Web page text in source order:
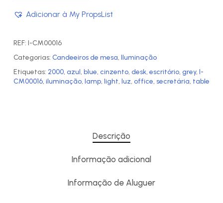
Adicionar à My PropsList
REF: I-CM00016
Categorias: Candeeiros de mesa, Iluminação
Etiquetas: 2000, azul, blue, cinzento, desk, escritório, grey, I-
CM00016, iluminação, lamp, light, luz, office, secretária, table
Descrição
Informação adicional
Informação de Aluguer